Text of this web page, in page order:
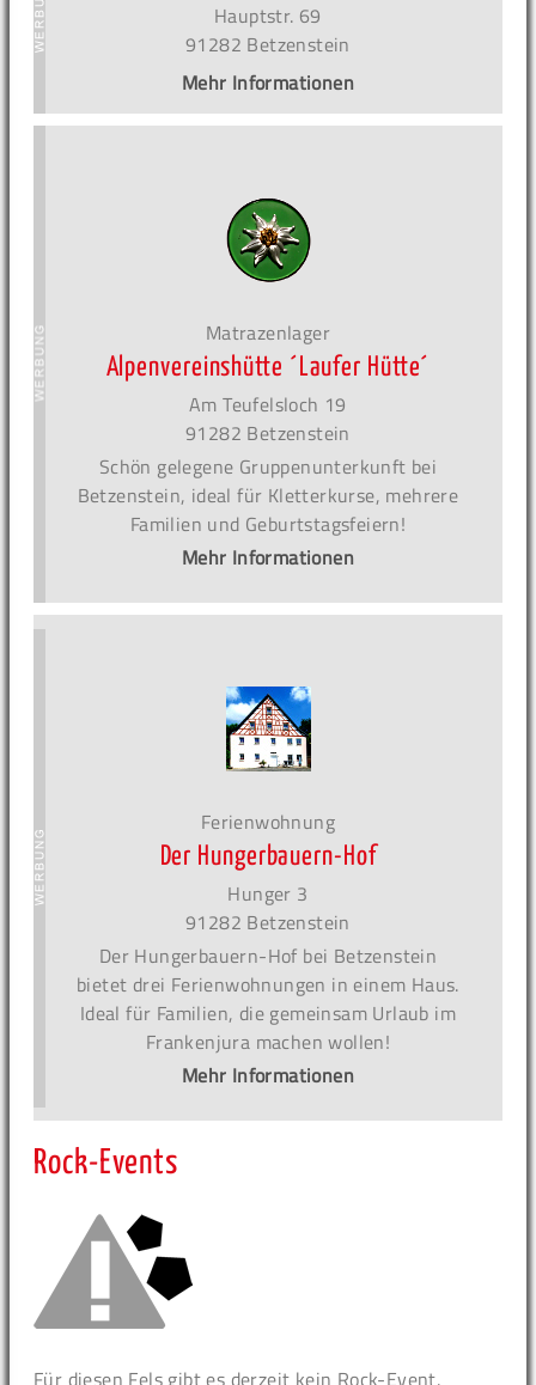
Hauptstr. 69
91282 Betzenstein
Mehr Informationen
Matrazenlager
Alpenvereinshütte ´Laufer Hütte´
Am Teufelsloch 19
91282 Betzenstein
Schön gelegene Gruppenunterkunft bei
Betzenstein, ideal für Kletterkurse, mehrere
Familien und Geburtstagsfeiern!
Mehr Informationen
Ferienwohnung
Der Hungerbauern-Hof
Hunger 3
91282 Betzenstein
Der Hungerbauern-Hof bei Betzenstein
bietet drei Ferienwohnungen in einem Haus.
Ideal für Familien, die gemeinsam Urlaub im
Frankenjura machen wollen!
Mehr Informationen
Rock-Events
Für diesen Fels gibt es derzeit kein Rock-Event.